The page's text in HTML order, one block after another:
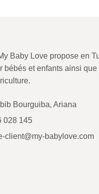
Baby Love propose en
bébés et enfants ainsi que
Bourguiba, Ariana
028 145
client@my-babylove.com